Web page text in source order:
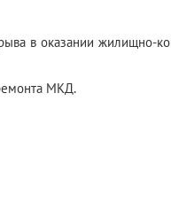
в оказании жилищно-
МКД.